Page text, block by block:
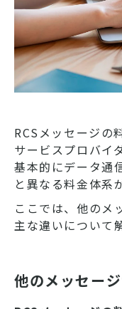
RCSメッセージの
サービスプロバイ
基本的にデータ通
と異なる料金体系
ここでは、他のメ
主な違いについて
他のメッセー